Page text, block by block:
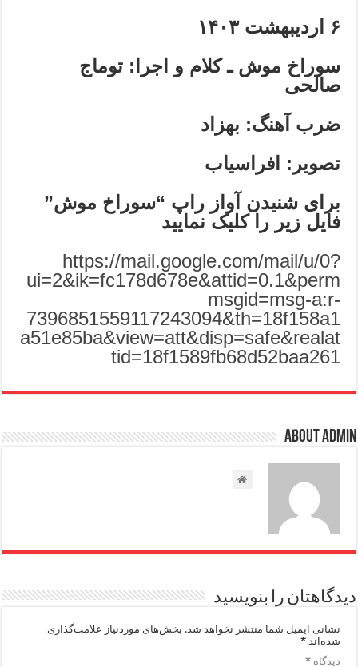
۶ اردیبهشت۱۴۰۳
سوراخ موش ـ کلام و اجرا: توماج
صالحی
ضرب آهنگ: بهزاد
تصویر: افراسیاب
برای شنیدن آواز راپ “سوراخ موش”
فایل زیر را کلیک نمایید
https://mail.google.com/mail/u/0?
ui=2&ik=fc178d678e&attid=0.1&perm
msgid=msg-a:r-
7396851559117243094&th=18f158a1
a51e85ba&view=att&disp=safe&realat
tid=18f1589fb68d52baa261
About admin
دیدگاهتان را بنویسید
نشانی ایمیل شما منتشر نخواهد شد. بخش‌های موردنیاز علامت‌گذاری
شده‌اند*
دیدگاه*